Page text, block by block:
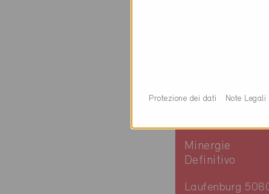
Minergie
Definitivo
Laufenburg
Protezione dei dati Note Legali